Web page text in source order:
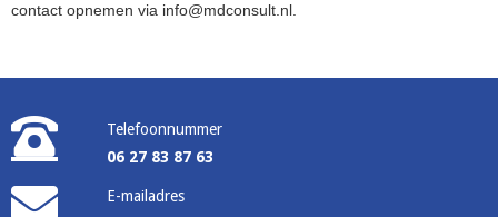
contact opnemen via info@mdconsult.nl.
Telefoonnummer
06 27 83 87 63
E-mailadres